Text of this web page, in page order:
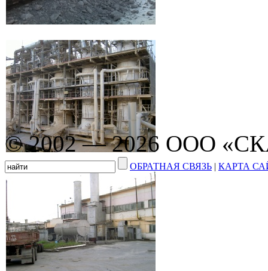
© 2002 — 2026 ООО
ОБРАТНАЯ СВЯЗЬ | КАРТА